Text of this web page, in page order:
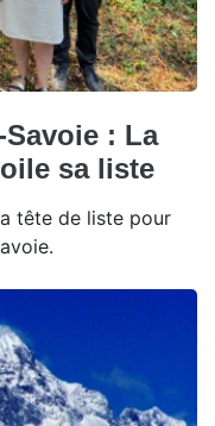
: La
sa liste
tête de liste pour